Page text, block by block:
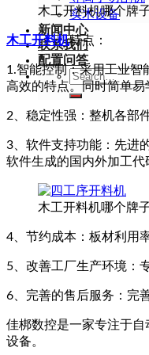
实木设备
新闻中心
联系我们
配置问答
Search
for:
木工开料机哪个牌
木工开料机特点：
1.智能控制：采用工业智
高效的特点。同时简单
2、稳定性强：整机各部
3、软件支持功能：先进
软件生成的国内外加工代
木工开料机哪个牌
4、节约成本：板材利用
5、改善工厂生产环境：
6、完善的售后服务：完
佳梆数控是一家专注于
设备。